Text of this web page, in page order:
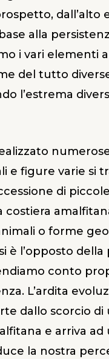
dall’alto
alla
i vari elementi
del tutto
l’estrema
e figure varie si
di
costiera
o forme
è l’opposto della
conto
L’ardita
dallo scorcio di
e arriva
la nostra